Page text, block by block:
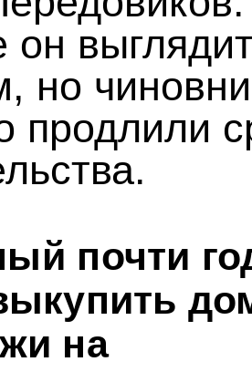
но
продлили
почти
на